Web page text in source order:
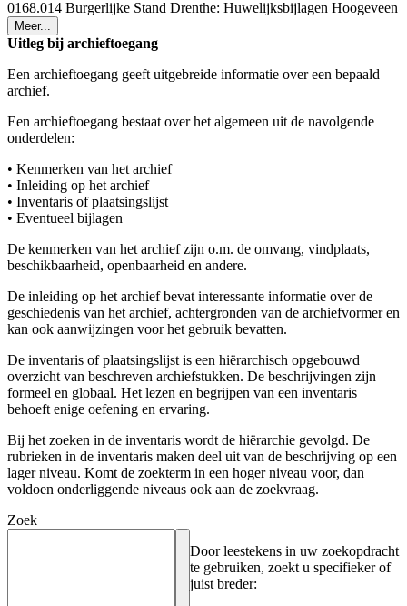
0168.014 Burgerlijke Stand Drenthe: Huwelijksbijlagen Hoogeveen
Meer...
Uitleg bij archieftoegang
Een archieftoegang geeft uitgebreide informatie over een bepaald
archief.
Een archieftoegang bestaat over het algemeen uit de navolgende
onderdelen:
• Kenmerken van het archief
• Inleiding op het archief
• Inventaris of plaatsingslijst
• Eventueel bijlagen
De kenmerken van het archief zijn o.m. de omvang, vindplaats,
beschikbaarheid, openbaarheid en andere.
De inleiding op het archief bevat interessante informatie over de
geschiedenis van het archief, achtergronden van de archiefvormer en
kan ook aanwijzingen voor het gebruik bevatten.
De inventaris of plaatsingslijst is een hiërarchisch opgebouwd
overzicht van beschreven archiefstukken. De beschrijvingen zijn
formeel en globaal. Het lezen en begrijpen van een inventaris
behoeft enige oefening en ervaring.
Bij het zoeken in de inventaris wordt de hiërarchie gevolgd. De
rubrieken in de inventaris maken deel uit van de beschrijving op een
lager niveau. Komt de zoekterm in een hoger niveau voor, dan
voldoen onderliggende niveaus ook aan de zoekvraag.
Zoek
Door leestekens in uw zoekopdracht
te gebruiken, zoekt u specifieker of
juist breder: